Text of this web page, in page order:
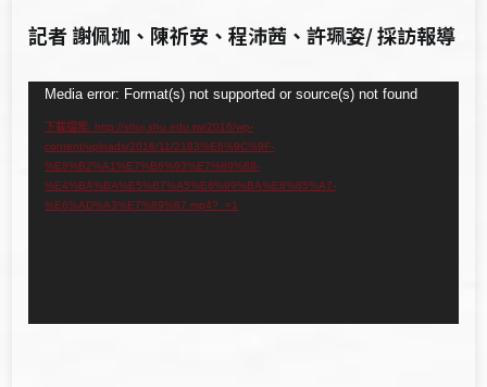
記者 謝佩珈、陳祈安、程沛茜、許珮姿/ 採訪報導
訊
播
放
器
Media error: Format(s) not supported or source(s) not found
下載檔案: http://shuj.shu.edu.tw/2016/wp-
content/uploads/2016/11/2183%E6%9C%9F-
%E8%B2%A1%E7%B6%93%E7%89%88-
%E4%BA%BA%E5%B7%A5%E6%99%BA%E6%85%A7-
%E6%AD%A3%E7%89%87.mp4?_=1